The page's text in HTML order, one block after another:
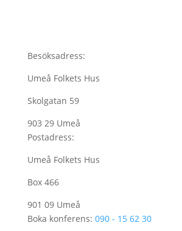
Besöksadress:
Umeå Folkets Hus
Skolgatan 59
903 29 Umeå
Postadress:
Umeå Folkets Hus
Box 466
901 09 Umeå
Boka konferens: 090 - 15 62 30